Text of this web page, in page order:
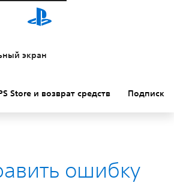
экран
Store и возврат средств Подписки
ошибку